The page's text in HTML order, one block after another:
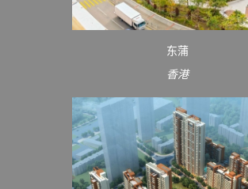
东蒲
香港